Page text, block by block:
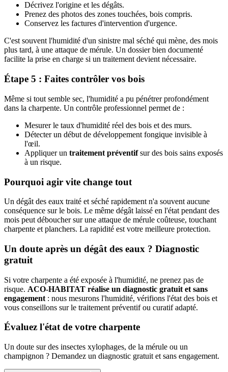
Décrivez l'origine et les dégâts.
Prenez des photos des zones touchées, bois compris.
Conservez les factures d'intervention d'urgence.
C'est souvent l'humidité d'un sinistre mal séché qui mène, des mois
plus tard, à une attaque de mérule. Un dossier bien documenté
facilite la prise en charge si un traitement devient nécessaire.
Étape 5 : Faites contrôler vos bois
Même si tout semble sec, l'humidité a pu pénétrer profondément
dans la charpente. Un contrôle professionnel permet de :
Mesurer le taux d'humidité réel des bois et des murs.
Détecter un début de développement fongique invisible à
l'œil.
Appliquer un traitement préventifsur des bois sains exposés
à un risque.
Pourquoi agir vite change tout
Un dégât des eaux traité et séché rapidement n'a souvent aucune
conséquence sur le bois. Le même dégât laissé en l'état pendant des
mois peut déboucher sur une attaque de mérule coûteuse, touchant
charpente et planchers. La rapidité est votre meilleure protection.
Un doute après un dégât des eaux ? Diagnostic
gratuit
Si votre charpente a été exposée à l'humidité, ne prenez pas de
risque. ACO-HABITAT réalise un diagnostic gratuit et sans
engagement : nous mesurons l'humidité, vérifions l'état des bois et
vous conseillons sur le traitement préventif ou curatif adapté.
Évaluez l'état de votre charpente
Un doute sur des insectes xylophages, de la mérule ou un
champignon ? Demandez un diagnostic gratuit et sans engagement.